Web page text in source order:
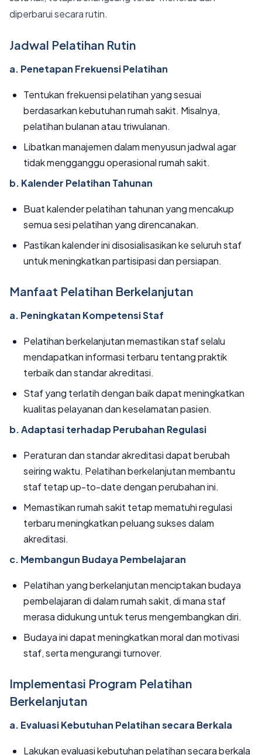
diperbarui secara rutin.
Jadwal Pelatihan Rutin
a. Penetapan Frekuensi Pelatihan
Tentukan frekuensi pelatihan yang sesuai
berdasarkan kebutuhan rumah sakit. Misalnya,
pelatihan bulanan atau triwulanan.
Libatkan manajemen dalam menyusun jadwal agar
tidak mengganggu operasional rumah sakit.
b. Kalender Pelatihan Tahunan
Buat kalender pelatihan tahunan yang mencakup
semua sesi pelatihan yang direncanakan.
Pastikan kalender ini disosialisasikan ke seluruh staf
untuk meningkatkan partisipasi dan persiapan.
Manfaat Pelatihan Berkelanjutan
a. Peningkatan Kompetensi Staf
Pelatihan berkelanjutan memastikan staf selalu
mendapatkan informasi terbaru tentang praktik
terbaik dan standar akreditasi.
Staf yang terlatih dengan baik dapat meningkatkan
kualitas pelayanan dan keselamatan pasien.
b. Adaptasi terhadap Perubahan Regulasi
Peraturan dan standar akreditasi dapat berubah
seiring waktu. Pelatihan berkelanjutan membantu
staf tetap up-to-date dengan perubahan ini.
Memastikan rumah sakit tetap mematuhi regulasi
terbaru meningkatkan peluang sukses dalam
akreditasi.
c. Membangun Budaya Pembelajaran
Pelatihan yang berkelanjutan menciptakan budaya
pembelajaran di dalam rumah sakit, di mana staf
merasa didukung untuk terus mengembangkan diri.
Budaya ini dapat meningkatkan moral dan motivasi
staf, serta mengurangi turnover.
Implementasi Program Pelatihan
Berkelanjutan
a. Evaluasi Kebutuhan Pelatihan secara Berkala
Lakukan evaluasi kebutuhan pelatihan secara berkala